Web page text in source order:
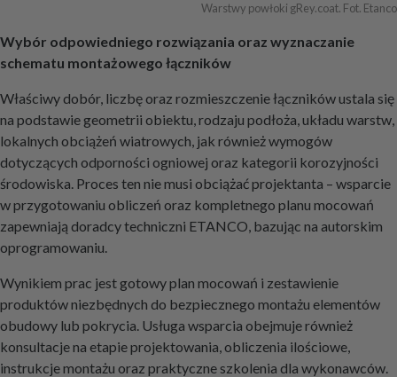
Warstwy powłoki gRey.coat. Fot. Etanco
Wybór odpowiedniego rozwiązania oraz wyznaczanie
schematu montażowego łączników
Właściwy dobór, liczbę oraz rozmieszczenie łączników ustala się
na podstawie geometrii obiektu, rodzaju podłoża, układu warstw,
lokalnych obciążeń wiatrowych, jak również wymogów
dotyczących odporności ogniowej oraz kategorii korozyjności
środowiska. Proces ten nie musi obciążać projektanta – wsparcie
w przygotowaniu obliczeń oraz kompletnego planu mocowań
zapewniają doradcy techniczni ETANCO, bazując na autorskim
oprogramowaniu.
Wynikiem prac jest gotowy plan mocowań i zestawienie
produktów niezbędnych do bezpiecznego montażu elementów
obudowy lub pokrycia. Usługa wsparcia obejmuje również
konsultacje na etapie projektowania, obliczenia ilościowe,
instrukcje montażu oraz praktyczne szkolenia dla wykonawców.